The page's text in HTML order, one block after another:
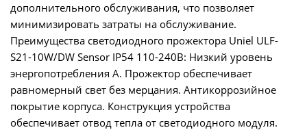
дополнительного обслуживания, что позволяет
минимизировать затраты на обслуживание.
Преимущества светодиодного прожектора Uniel ULF-
S21-10W/DW Sensor IP54 110-240В: Низкий уровень
энергопотребления A. Прожектор обеспечивает
равномерный свет без мерцания. Антикоррозийное
покрытие корпуса. Конструкция устройства
обеспечивает отвод тепла от светодиодного модуля.